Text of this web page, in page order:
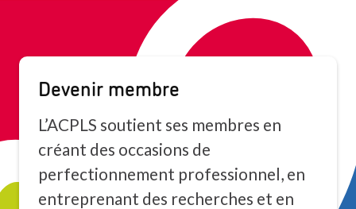
Devenir membre
L’ACPLS soutient ses membres en
créant des occasions de
perfectionnement professionnel, en
entreprenant des recherches et en